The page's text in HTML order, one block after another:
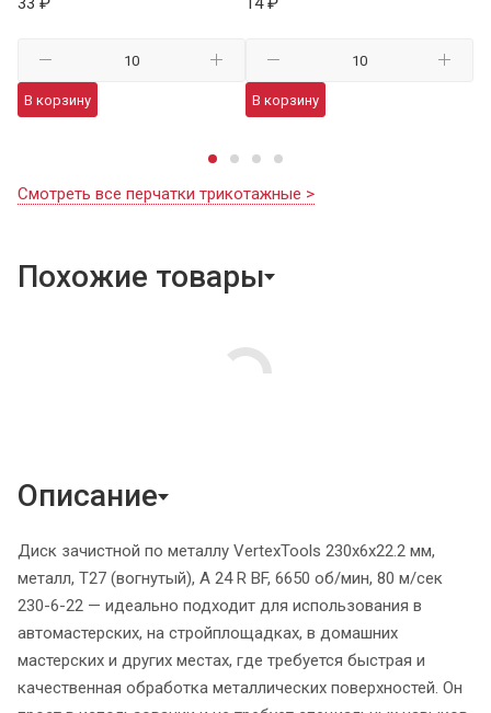
В корзину В корзину
Смотреть все перчатки трикотажные >
Похожие товары
Описание
Диск зачистной по металлу VertexTools 230х6х22.2 мм,
металл, Т27 (вогнутый), A 24 R BF, 6650 об/мин, 80 м/сек
230-6-22 — идеально подходит для использования в
автомастерских, на стройплощадках, в домашних
мастерских и других местах, где требуется быстрая и
качественная обработка металлических поверхностей. Он